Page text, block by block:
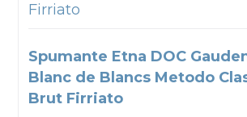
Firriato
Spumante Etna DOC
Blanc de Blancs Metodo
Brut Firriato